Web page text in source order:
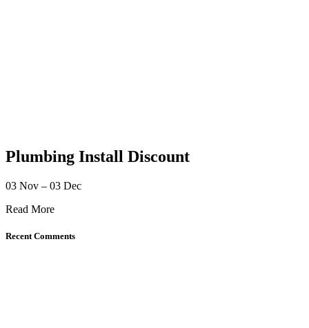
Plumbing Install Discount
03 Nov – 03 Dec
Read More
Recent Comments